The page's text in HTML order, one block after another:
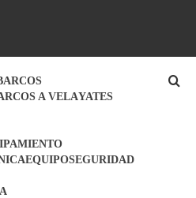
A VELAYATES
EQUIPOSEGURIDAD